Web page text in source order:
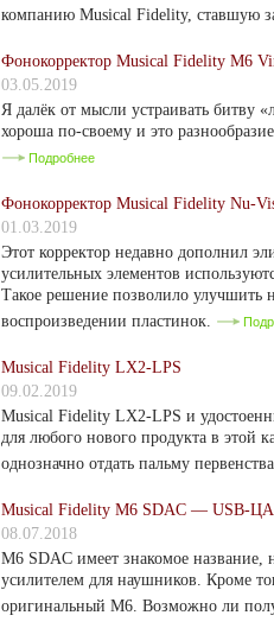
компанию Musical Fidelity, ставшую
Фонокорректор Musical Fidelity M6
03.05.2019
Я далёк от мысли устраивать битву
хороша по-своему и это
Подробнее
Фонокорректор Musical Fidelity Nu-
01.03.2019
Этот корректор недавно дополнил
усилительных элементов
Такое решение позволило улучшить
воспроизведении пластинок.
Musical Fidelity LX2-LPS
09.02.2019
Musical Fidelity LX2-LPS и
для любого нового продукта в этой
однозначно отдать пальму
Musical Fidelity M6 SDAC — USB-
08.07.2018
M6 SDAC имеет знакомое
усилителем для наушников. Кроме
оригинальный М6. Возможно ли